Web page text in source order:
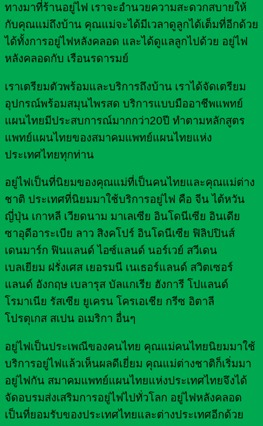
ทางมาที่ร้านอยู่ไฟ เราจะอำนวยความสะดวกสบายให้
กับคุณแม่ถึงบ้าน คุณแม่จะได้มีเวลาดูลูกได้เต็มที่อีกด้วย
ได้ทั้งการอยู่ไฟหลังคลอด และได้ดูแลลูกไปด้วย อยู่ไฟ
หลังคลอดกับ เรือนรดารมย์
เราเตรียมตัวพร้อมและบริการถึงบ้าน เราได้จัดเตรียม
อุปกรณ์พร้อมสมุนไพรสด บริการแบบมืออาชีพแพทย์
แผนไทยมีประสบการณ์มากกว่า20ปี ทำตามหลักสูตร
แพทย์แผนไทยของสมาคมแพทย์แผนไทยแห่ง
ประเทศไทยทุกท่าน
อยู่ไฟเป็นที่นิยมของคุณแม่ที่เป็นคนไทยและคุณแม่ต่าง
ชาติ ประเทศที่นิยมมาใช้บริการอยู่ไฟ คือ จีน ไต้หวัน
ญี่ปุ่น เกาหลี เวียดนาม มาเลเซีย อินโดนีเซีย อินเดีย
ซาอุดีอาระเบีย ลาว สิงคโปร์ อินโดนีเซีย ฟิลิปปินส์
เดนมาร์ก ฟินแลนด์ ไอซ์แลนด์ นอร์เวย์ สวีเดน
เบลเยียม ฝรั่งเศส เยอรมนี เนเธอร์แลนด์ สวิตเซอร์
แลนด์ อังกฤษ เบลารุส บัลแกเรีย ฮังการี โปแลนด์
โรมาเนีย รัสเซีย ยูเครน โครเอเชีย กรีซ อิตาลี
โปรตุเกส สเปน อเมริกา อื่นๆ
อยู่ไฟเป็นประเพณีของคนไทย คุณแม่คนไทยนิยมมาใช้
บริการอยู่ไฟแล้วเห็นผลดีเยี่ยม คุณแม่ต่างชาติก็เริ่มมา
อยู่ไฟกัน สมาคมแพทย์แผนไทยแห่งประเทศไทยจึงได้
จัดอบรมส่งเสริมการอยู่ไฟไปทั่วโลก อยู่ไฟหลังคลอด
เป็นที่ยอมรับของประเทศไทยและต่างประเทศอีกด้วย